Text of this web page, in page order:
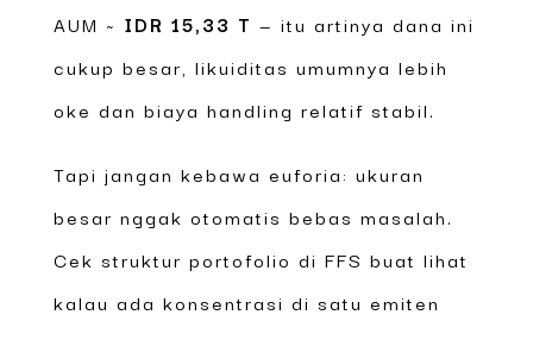
AUM ~ IDR 15,33 T — itu artinya dana ini
cukup besar, likuiditas umumnya lebih
oke dan biaya handling relatif stabil.
Tapi jangan kebawa euforia: ukuran
besar nggak otomatis bebas masalah.
Cek struktur portofolio di FFS buat lihat
kalau ada konsentrasi di satu emiten